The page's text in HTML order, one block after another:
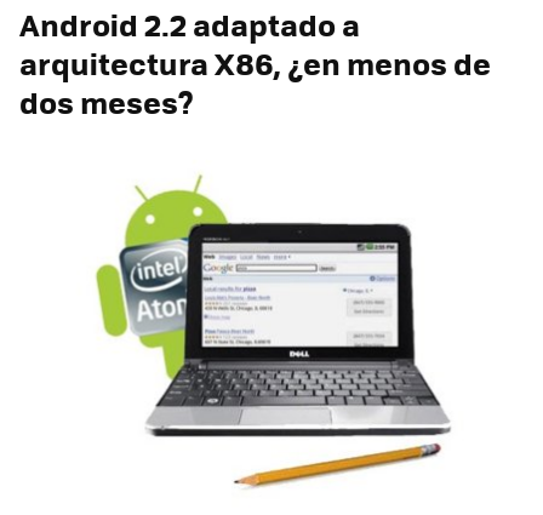
Android 2.2 adaptado a
arquitectura X86, ¿en menos de
dos meses?